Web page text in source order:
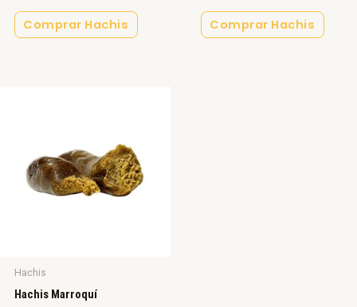
Comprar Hachis Comprar Hachis
Hachis
Hachis Marroquí